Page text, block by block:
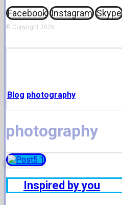
Facebook Instagram Skype
© Copyright 2026
Blog photography
photography
Inspired by you